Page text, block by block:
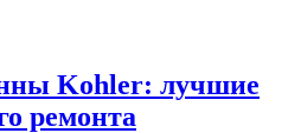
Kohler: лучшие
ремонта